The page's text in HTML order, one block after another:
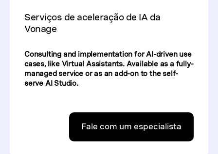
Serviços de aceleração de IA da
Vonage
Consulting and implementation for AI-driven use
cases, like Virtual Assistants. Available as a fully-
managed service or as an add-on to the self-
serve AI Studio.
Fale com um especialista